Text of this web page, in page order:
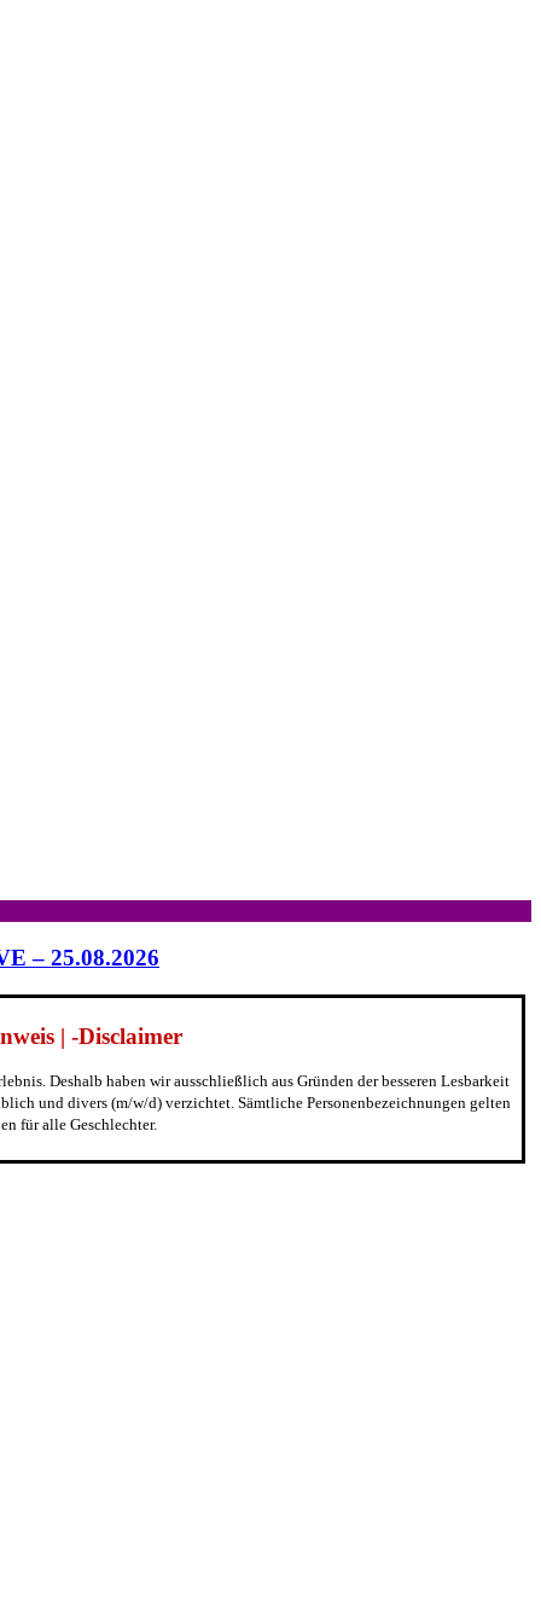
– 25.08.2026
| -Disclaimer
Deshalb haben wir ausschließlich aus Gründen der besseren Lesbarkeit
und divers (m/w/d) verzichtet. Sämtliche Personenbezeichnungen gelten
für alle Geschlechter.